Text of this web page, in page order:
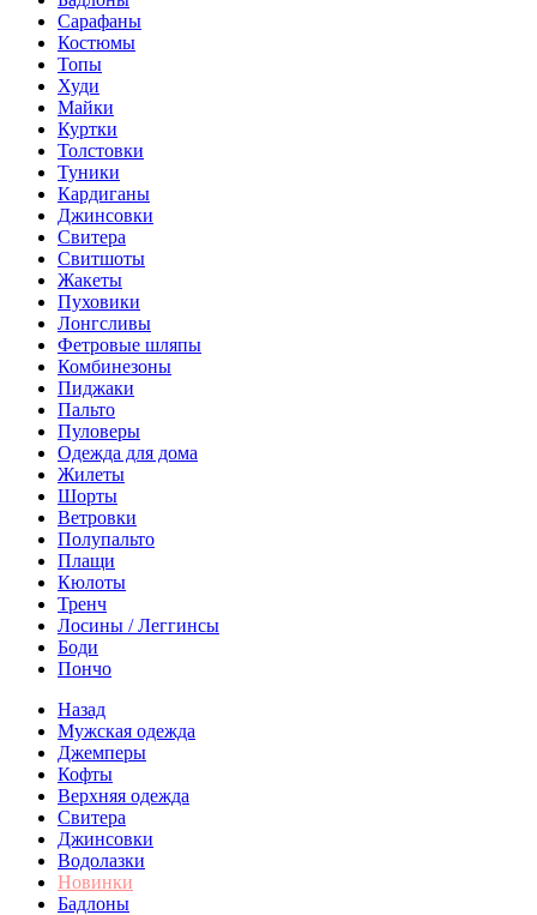
Сарафаны
Костюмы
Топы
Худи
Майки
Куртки
Толстовки
Туники
Кардиганы
Джинсовки
Свитера
Свитшоты
Жакеты
Пуховики
Лонгсливы
Фетровые шляпы
Комбинезоны
Пиджаки
Пальто
Пуловеры
Одежда для дома
Жилеты
Шорты
Ветровки
Полупальто
Плащи
Кюлоты
Тренч
Лосины / Леггинсы
Боди
Пончо
Назад
Мужская одежда
Джемперы
Кофты
Верхняя одежда
Свитера
Джинсовки
Водолазки
Новинки
Бадлоны